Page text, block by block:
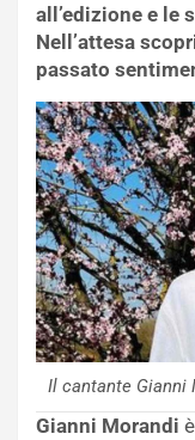
all’edizione e le
Nell’attesa
passato
Il cantante Gianni
Gianni Morandi